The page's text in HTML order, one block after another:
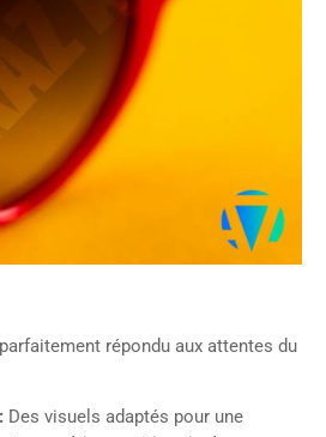
répondu aux attentes du
Des visuels adaptés pour une